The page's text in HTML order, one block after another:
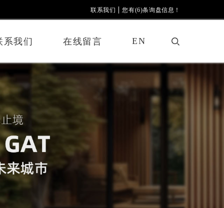
联系我们 您有(6)条询盘信息！
系我们 在线留言 EN